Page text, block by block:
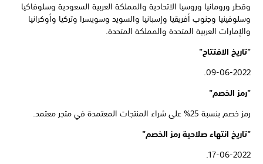
وقطر ورومانيا وروسيا الاتحادية والمملكة العربية السعودية وسلوفاكيا
وسلوفينيا وجنوب أفريقيا وإسبانيا والسويد وسويسرا وتركيا وأوكرانيا
والإمارات العربية المتحدة والمملكة المتحدة.
"تاريخ الافتتاح"
09-06-2022.
"رمز الخصم"
رمز خصم بنسبة 25% على شراء المنتجات المعتمدة في متجر معتمد.
"تاريخ انتهاء صلاحية رمز الخصم"
17-06-2022.